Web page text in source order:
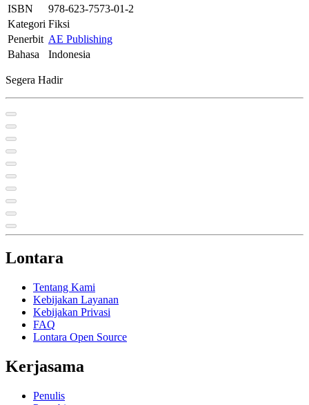
ISBN
978-623-7573-01-2
Kategori Fiksi
Penerbit AE Publishing
Bahasa
Indonesia
Segera Hadir
Lontara
Tentang Kami
Kebijakan Layanan
Kebijakan Privasi
FAQ
Lontara Open Source
Kerjasama
Penulis